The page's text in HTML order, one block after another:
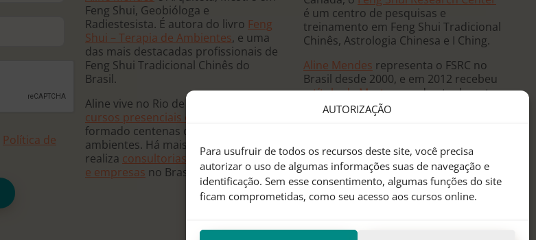
AUTORIZAÇÃO
Para usufruir de todos os recursos deste site, você precisa
autorizar o uso de algumas informações suas de navegação e
identificação. Sem esse consentimento, algumas funções do site
ficam comprometidas, como seu acesso aos cursos online.
Política de
Feng Shui, Geobióloga e
Radiestesista. É autora do livro Feng
Shui – Terapia de Ambientes, e uma
das mais destacadas profissionais de
Feng Shui Tradicional Chinês do
Brasil.
Aline vive no Rio de Janeiro e ministra
cursos presenciais e online
formado centenas de terapeutas de
ambientes. Há mais de 20 anos
realiza consultorias para residências
e empresas no Brasil e no mundo.
é um centro de pesquisas e
treinamento em Feng Shui Tradicional
Chinês, Astrologia Chinesa e I Ching.
Aline Mendes representa o FSRC no
Brasil desde 2000, e em 2012 recebeu
otítulo de Mestre, sendo atualmente
a únicaMentora Oficial
língua portuguesa.